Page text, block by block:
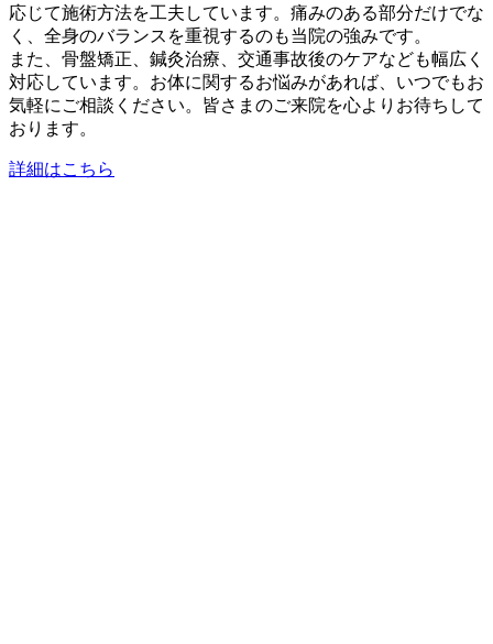
応じて施術方法を工夫しています。痛みのある部分だけでな
く、全身のバランスを重視するのも当院の強みです。
また、骨盤矯正、鍼灸治療、交通事故後のケアなども幅広く
対応しています。お体に関するお悩みがあれば、いつでもお
気軽にご相談ください。皆さまのご来院を心よりお待ちして
おります。
詳細はこちら